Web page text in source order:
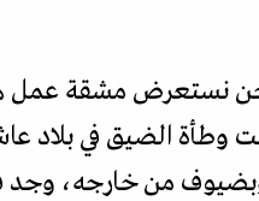
نستعرض مشقة عمل
تحت وطأة الضيق في
من خارجه،